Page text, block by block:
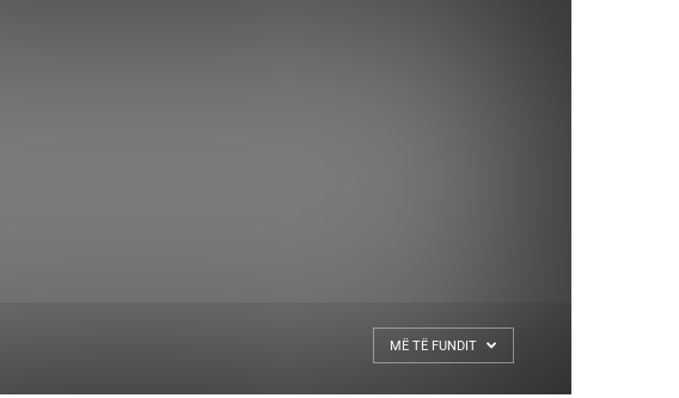
MË TË FUNDIT